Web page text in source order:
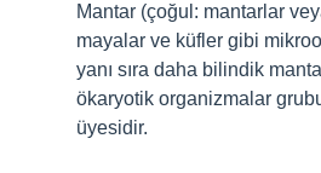
Mantar (çoğul: mantarlar
mayalar ve küfler gibi
yanı sıra daha bilindik
ökaryotik organizmalar
üyesidir.